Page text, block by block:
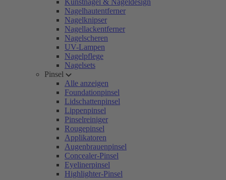
Kunstnägel & Nageldesign
Nagelhautentferner
Nagelknipser
Nagellackentferner
Nagelscheren
UV-Lampen
Nagelpflege
Nagelsets
Pinsel
Alle anzeigen
Foundationpinsel
Lidschattenpinsel
Lippenpinsel
Pinselreiniger
Rougepinsel
Applikatoren
Augenbrauenpinsel
Concealer-Pinsel
Eyelinerpinsel
Highlighter-Pinsel